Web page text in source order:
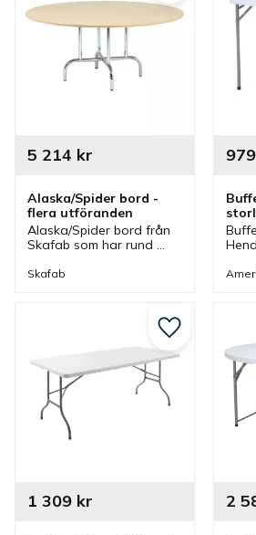
Alaska/Spider bord -
flera utföranden
Alaska/Spider bord från
Skafab som har rund
olika storlekar och
5 214 kr
Skafab
979
1 309kr
Lägg till i
2